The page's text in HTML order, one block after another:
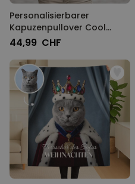
Personalisierbarer
Kapuzenpullover Cool
Moms & Dads Club
44,99 CHF